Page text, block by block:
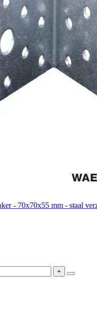
- 70x70x55 mm - staal
+